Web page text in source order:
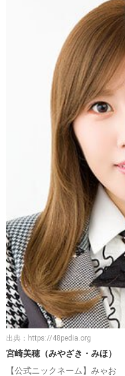
出典： https://48pedia.org
宮崎美穂（みやざき・みほ）
【公式ニックネーム】みゃお